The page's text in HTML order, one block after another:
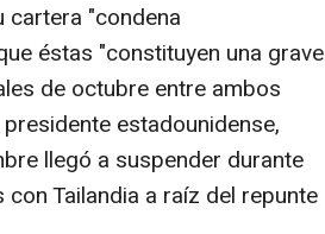
cartera "condena
éstas "constituyen una grave
de octubre entre ambos
estadounidense,
llegó a suspender durante
Tailandia a raíz del repunte